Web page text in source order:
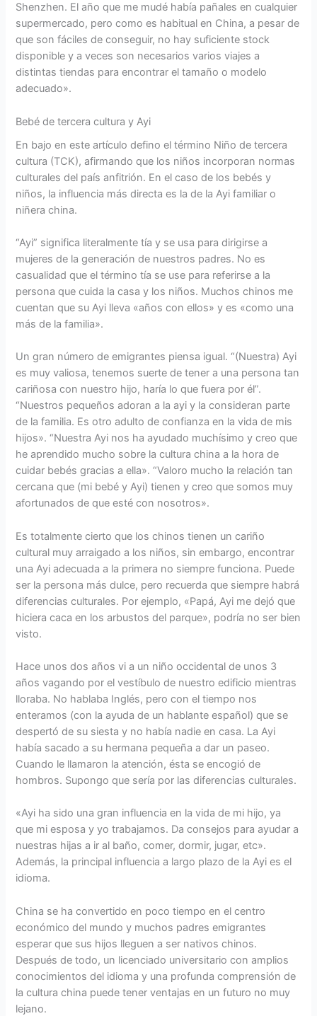
Shenzhen. El año que me mudé había pañales en cualquier
supermercado, pero como es habitual en China, a pesar de
que son fáciles de conseguir, no hay suficiente stock
disponible y a veces son necesarios varios viajes a
distintas tiendas para encontrar el tamaño o modelo
adecuado».
Bebé de tercera cultura y Ayi
En bajo en este artículo defino el término Niño de tercera
cultura (TCK), afirmando que los niños incorporan normas
culturales del país anfitrión. En el caso de los bebés y
niños, la influencia más directa es la de la Ayi familiar o
niñera china.
“Ayi” significa literalmente tía y se usa para dirigirse a
mujeres de la generación de nuestros padres. No es
casualidad que el término tía se use para referirse a la
persona que cuida la casa y los niños. Muchos chinos me
cuentan que su Ayi lleva «años con ellos» y es «como una
más de la familia».
Un gran número de emigrantes piensa igual. “(Nuestra) Ayi
es muy valiosa, tenemos suerte de tener a una persona tan
cariñosa con nuestro hijo, haría lo que fuera por él”.
“Nuestros pequeños adoran a la ayi y la consideran parte
de la familia. Es otro adulto de confianza en la vida de mis
hijos». “Nuestra Ayi nos ha ayudado muchísimo y creo que
he aprendido mucho sobre la cultura china a la hora de
cuidar bebés gracias a ella». “Valoro mucho la relación tan
cercana que (mi bebé y Ayi) tienen y creo que somos muy
afortunados de que esté con nosotros».
Es totalmente cierto que los chinos tienen un cariño
cultural muy arraigado a los niños, sin embargo, encontrar
una Ayi adecuada a la primera no siempre funciona. Puede
ser la persona más dulce, pero recuerda que siempre habrá
diferencias culturales. Por ejemplo, «Papá, Ayi me dejó que
hiciera caca en los arbustos del parque», podría no ser bien
visto.
Hace unos dos años vi a un niño occidental de unos 3
años vagando por el vestíbulo de nuestro edificio mientras
lloraba. No hablaba Inglés, pero con el tiempo nos
enteramos (con la ayuda de un hablante español) que se
despertó de su siesta y no había nadie en casa. La Ayi
había sacado a su hermana pequeña a dar un paseo.
Cuando le llamaron la atención, ésta se encogió de
hombros. Supongo que sería por las diferencias culturales.
«Ayi ha sido una gran influencia en la vida de mi hijo, ya
que mi esposa y yo trabajamos. Da consejos para ayudar a
nuestras hijas a ir al baño, comer, dormir, jugar, etc».
Además, la principal influencia a largo plazo de la Ayi es el
idioma.
China se ha convertido en poco tiempo en el centro
económico del mundo y muchos padres emigrantes
esperar que sus hijos lleguen a ser nativos chinos.
Después de todo, un licenciado universitario con amplios
conocimientos del idioma y una profunda comprensión de
la cultura china puede tener ventajas en un futuro no muy
lejano.